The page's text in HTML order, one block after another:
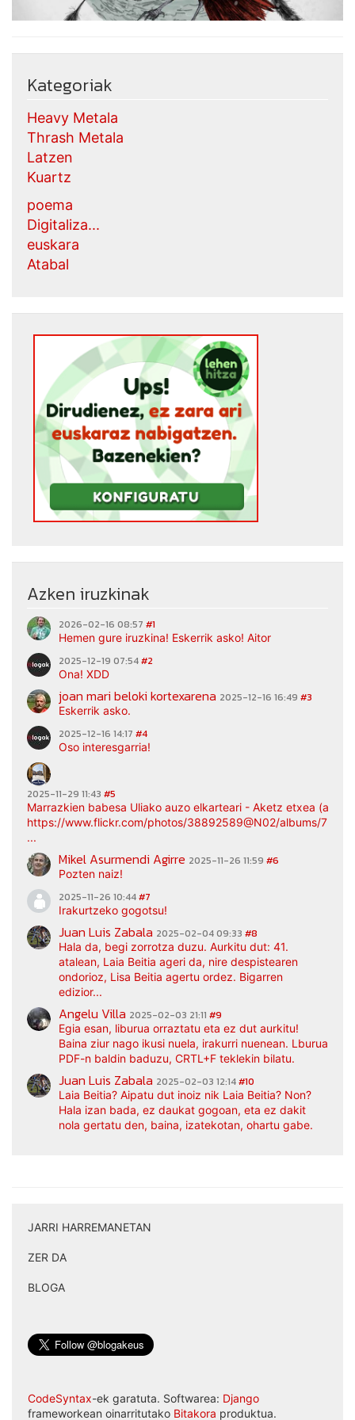
Kategoriak
Heavy Metala
Thrash Metala
Latzen
Kuartz
poema
Digitaliza...
euskara
Atabal
Azken iruzkinak
2026-02-16 08:57 #1
Hemen gure iruzkina! Eskerrik asko! Aitor
2025-12-19 07:54#2
Ona! XDD
joan mari beloki kortexarena 2025-12-16 16:49 #3
Eskerrik asko.
2025-12-16 14:17 #4
Oso interesgarria!
2025-11-29 11:43 #5
Marrazkien babesa Uliako auzo elkarteari - Aketz etxea
https://www.flickr.com/photos/38892589@N02/albums/
...
Mikel Asurmendi Agirre 2025-11-26 11:59 #6
Pozten naiz!
2025-11-26 10:44#7
Irakurtzeko gogotsu!
Juan Luis Zabala 2025-02-04 09:33 #8
Hala da, begi zorrotza duzu. Aurkitu dut: 41.
atalean, Laia Beitia ageri da, nire despistearen
ondorioz, Lisa Beitia agertu ordez. Bigarren
edizior...
Angelu Villa 2025-02-03 21:11 #9
Egia esan, liburua orraztatu eta ez dut aurkitu!
Baina ziur nago ikusi nuela, irakurri nuenean. Lburua
PDF-n baldin baduzu, CRTL+F teklekin bilatu.
Juan Luis Zabala 2025-02-03 12:14#10
Laia Beitia? Aipatu dut inoiz nik Laia Beitia? Non?
Hala izan bada, ez daukat gogoan, eta ez dakit
nola gertatu den, baina, izatekotan, ohartu gabe.
JARRI HARREMANETAN
ZER DA
BLOGA
CodeSyntax-ek garatuta. Softwarea: Django
frameworkean oinarritutako Bitakora produktua.